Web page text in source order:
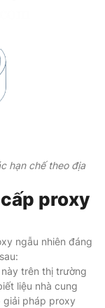
hạn chế theo địa
proxy
ngẫu nhiên đáng
trên thị trường
liệu nhà cung
giải pháp proxy